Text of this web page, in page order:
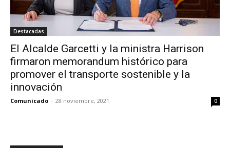
Destacadas
El Alcalde Garcetti y la ministra Harrison
firmaron memorandum histórico para
promover el transporte sostenible y la
innovación
Comunicado - 28 noviembre, 2021 0